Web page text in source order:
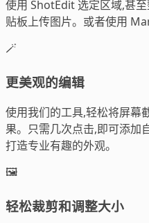
使用 ShotEdit 选定区域,甚
贴板上传图片。或者使用
🪄
更美观的编辑
使用我们的工具,轻松将屏幕
果。只需几次点击,即可添加
打造专业有趣的外观。
🖼️
轻松裁剪和调整大小